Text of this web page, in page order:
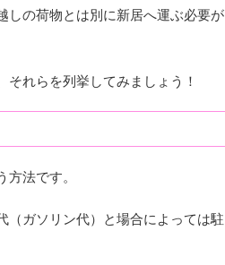
しの荷物とは別に新居へ運ぶ必要が
れらを列挙してみましょう！
方法です。
（ガソリン代）と場合によっては駐